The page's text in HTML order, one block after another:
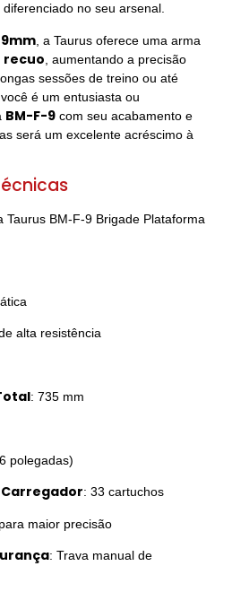
no seu arsenal.
, a Taurus oferece uma arma
recuo , aumentando a precisão
sessões de treino ou até
é um entusiasta ou
BM-F-9 com seu acabamento e
será um excelente acréscimo à
Taurus BM-F-9 Brigade Plataforma
alta resistência
: 735 mm
polegadas)
: 33 cartuchos
maior precisão
: Trava manual de